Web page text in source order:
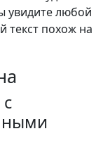
увидите любой
текст похож на